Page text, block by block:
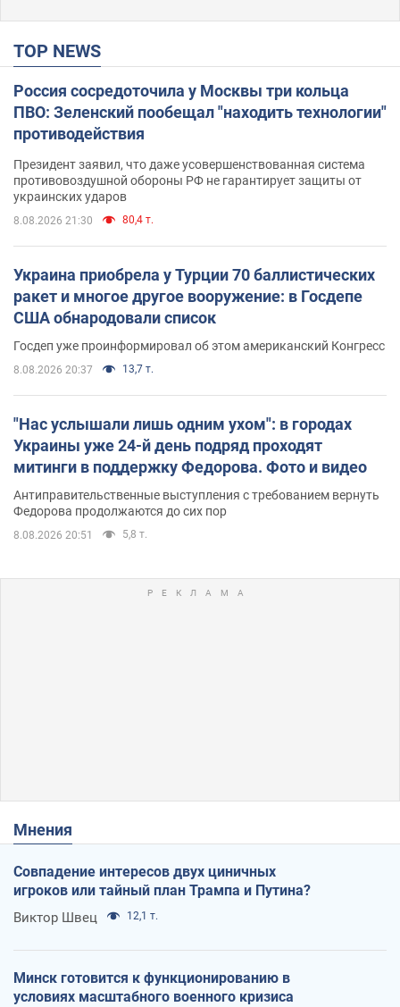
TOP NEWS
Россия сосредоточила у Москвы три кольца
ПВО: Зеленский пообещал "находить технологии"
противодействия
Президент заявил, что даже усовершенствованная система
противовоздушной обороны РФ не гарантирует защиты от
украинских ударов
8.08.2026 21:30 80,4 т.
Украина приобрела у Турции 70 баллистических
ракет и многое другое вооружение: в Госдепе
США обнародовали список
Госдеп уже проинформировал об этом американский Конгресс
8.08.2026 20:37 13,7 т.
"Нас услышали лишь одним ухом": в городах
Украины уже 24-й день подряд проходят
митинги в поддержку Федорова. Фото и видео
Антиправительственные выступления с требованием вернуть
Федорова продолжаются до сих пор
8.08.2026 20:51 5,8 т.
Мнения
Совпадение интересов двух циничных
игроков или тайный план Трампа и Путина?
Виктор Швец 12,1 т.
Минск готовится к функционированию в
условиях масштабного военного кризиса